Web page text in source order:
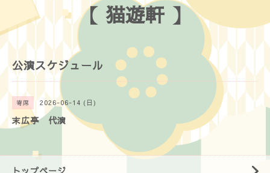
【 猫遊軒 】
公演スケジュール
寄席 2026-06-14 (日)
末広亭 代演
トップページ